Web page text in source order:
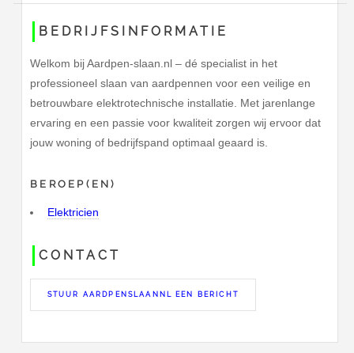
BEDRIJFSINFORMATIE
Welkom bij Aardpen-slaan.nl – dé specialist in het
professioneel slaan van aardpennen voor een veilige en
betrouwbare elektrotechnische installatie. Met jarenlange
ervaring en een passie voor kwaliteit zorgen wij ervoor dat
jouw woning of bedrijfspand optimaal geaard is.
BEROEP(EN)
Elektricien
CONTACT
STUUR AARDPENSLAANNL EEN BERICHT